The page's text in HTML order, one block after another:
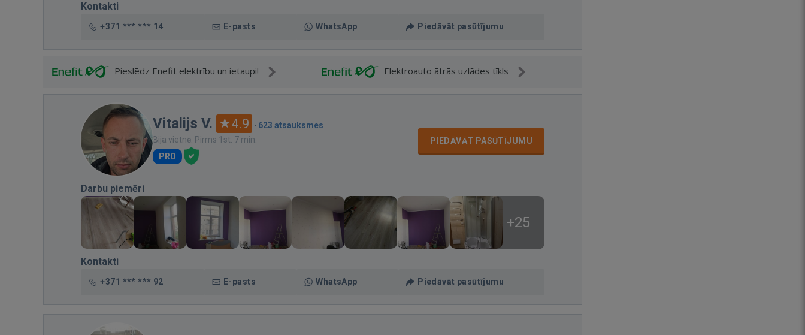
Kontakti
+371 *** *** 14 E-pasts WhatsApp Piedāvāt pasūtījumu
Pieslēdz Enefit elektrību un ietaupi! Elektroauto ātrās uzlādes tīkls
Vitalijs V. 4.9 · 623 atsauksmes
Bija vietnē: Pirms 1st. 7 min.
PRO
PIEDĀVĀT PASŪTĪJUMU
Darbu piemēri
+25
Kontakti
+371 *** *** 92 E-pasts WhatsApp Piedāvāt pasūtījumu